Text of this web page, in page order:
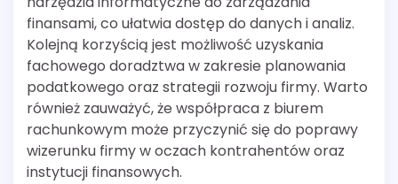
finansami, co ułatwia dostęp do danych i analiz.
Kolejną korzyścią jest możliwość uzyskania
fachowego doradztwa w zakresie planowania
podatkowego oraz strategii rozwoju firmy. Warto
również zauważyć, że współpraca z biurem
rachunkowym może przyczynić się do poprawy
wizerunku firmy w oczach kontrahentów oraz
instytucji finansowych.